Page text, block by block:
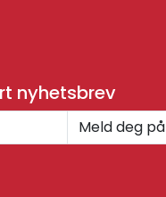
nyhetsbrev
Meld deg på